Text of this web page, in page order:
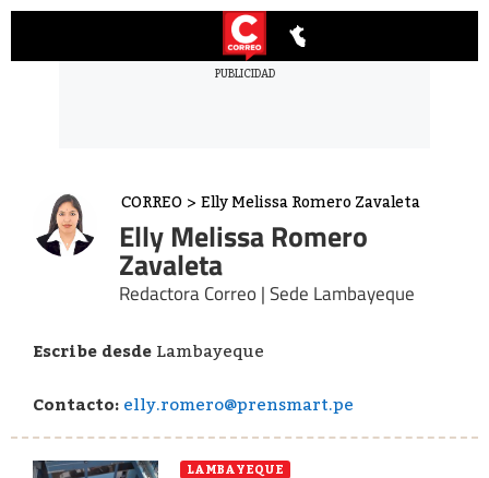
CORREO > Elly Melissa Romero Zavaleta
Elly Melissa Romero
Zavaleta
Redactora Correo | Sede Lambayeque
Escribe desde Lambayeque
Contacto: elly.romero@prensmart.pe
LAMBAYEQUE